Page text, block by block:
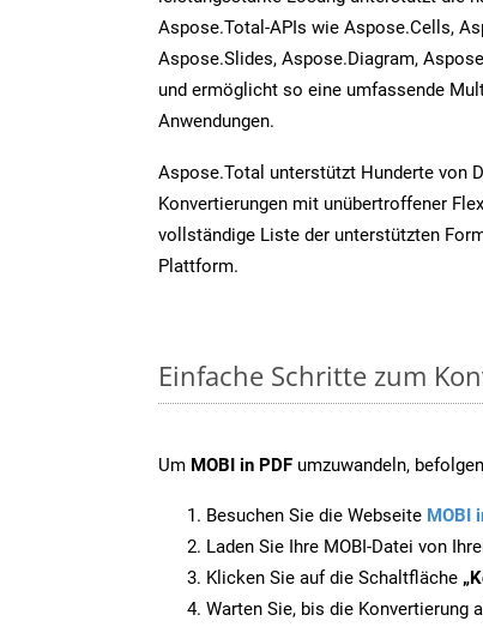
Aspose.Total-APIs wie Aspose.Cells,
Aspose.Slides, Aspose.Diagram,
und ermöglicht so eine umfassende
Anwendungen.
Aspose.Total unterstützt Hunderte von
Konvertierungen mit unübertroffener
vollständige Liste der unterstützten
Plattform.
Einfache Schritte zum
Um MOBI in PDF umzuwandeln,
Besuchen Sie die Webseite MOBI
Laden Sie Ihre MOBI-Datei von
Klicken Sie auf die Schaltfläche
Warten Sie, bis die Konvertierung